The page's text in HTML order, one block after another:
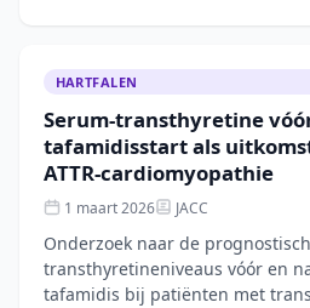
HARTFALEN
Serum-transthyretine
tafamidisstart als
ATTR-cardiomyopathie
1 maart 2026 JACC
Onderzoek naar de
transthyretineniveaus vóór en
tafamidis bij patiënten met